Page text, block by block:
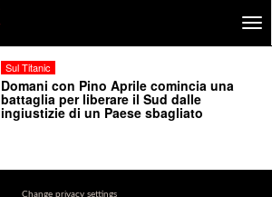
Sul Titanic
Domani con Pino Aprile comincia una
battaglia per liberare il Sud dalle
ingiustizie di un Paese sbagliato
Change privacy settings